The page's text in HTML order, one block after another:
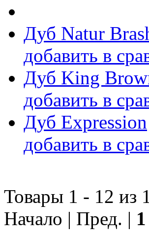
Дуб Natur
добавить в
Дуб King
добавить в
Дуб Expression
добавить в
Товары 1 - 12 из
Начало | Пред. | 1